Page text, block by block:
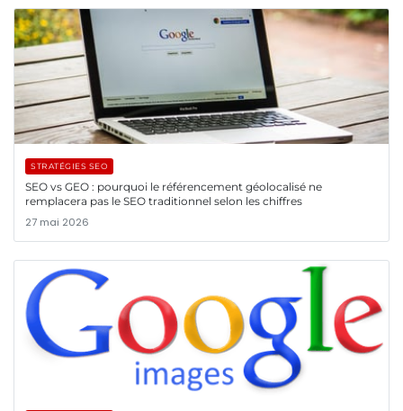
STRATÉGIES SEO
SEO vs GEO : pourquoi le référencement géolocalisé ne
remplacera pas le SEO traditionnel selon les chiffres
27 mai 2026